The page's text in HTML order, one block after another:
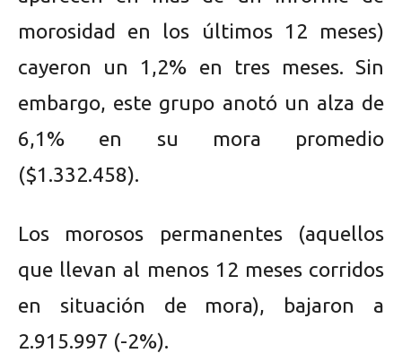
morosidad en los últimos 12 meses)
cayeron un 1,2% en tres meses. Sin
embargo, este grupo anotó un alza de
6,1% en su mora promedio
($1.332.458).
Los morosos permanentes (aquellos
que llevan al menos 12 meses corridos
en situación de mora), bajaron a
2.915.997 (-2%).